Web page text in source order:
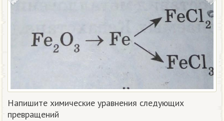
Напишите химические уравнения следующих
превращений​